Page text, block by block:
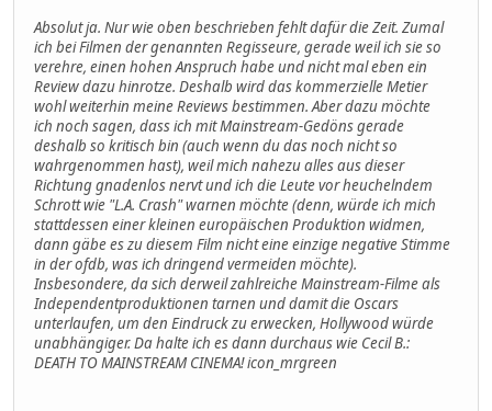
Absolut ja. Nur wie oben beschrieben fehlt dafür die Zeit. Zumal
ich bei Filmen der genannten Regisseure, gerade weil ich sie so
verehre, einen hohen Anspruch habe und nicht mal eben ein
Review dazu hinrotze. Deshalb wird das kommerzielle Metier
wohl weiterhin meine Reviews bestimmen. Aber dazu möchte
ich noch sagen, dass ich mit Mainstream-Gedöns gerade
deshalb so kritisch bin (auch wenn du das noch nicht so
wahrgenommen hast), weil mich nahezu alles aus dieser
Richtung gnadenlos nervt und ich die Leute vor heuchelndem
Schrott wie "L.A. Crash" warnen möchte (denn, würde ich mich
stattdessen einer kleinen europäischen Produktion widmen,
dann gäbe es zu diesem Film nicht eine einzige negative Stimme
in der ofdb, was ich dringend vermeiden möchte).
Insbesondere, da sich derweil zahlreiche Mainstream-Filme als
Independentproduktionen tarnen und damit die Oscars
unterlaufen, um den Eindruck zu erwecken, Hollywood würde
unabhängiger. Da halte ich es dann durchaus wie Cecil B.:
DEATH TO MAINSTREAM CINEMA! icon_mrgreen